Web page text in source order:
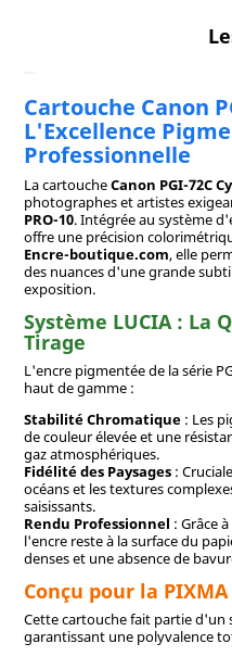
Cartouche Canon
L'Excellence
Professionnelle
La cartoucheCanon PGI-72C
photographes et artistes
PRO-10. Intégrée au système
offre une précision
Encre-boutique.com, elle
des nuances d'une grande
exposition.
Système LUCIA : La
Tirage
L'encre pigmentée de la série
haut de gamme :
Stabilité Chromatique: Les
de couleur élevée et une
gaz atmosphériques.
Fidélité des Paysages:
océans et les textures
saisissants.
Rendu Professionnel : Grâce
l'encre reste à la surface du
denses et une absence de
Conçu pour la PIXMA
Cette cartouche fait partie d'un
garantissant une polyvalence